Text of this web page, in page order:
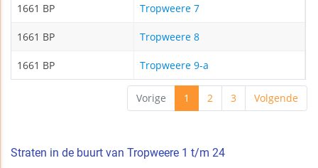
1661 BP Tropweere 7
1661 BP Tropweere 8
1661 BP Tropweere 9-a
Vorige 1 2 3 Volgende
Straten in de buurt van Tropweere 1 t/m 24